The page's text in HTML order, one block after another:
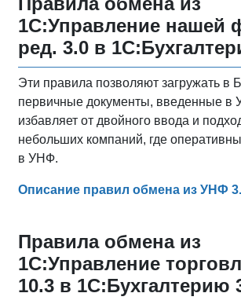
1С:Управление нашей
ред. 3.0 в
Эти правила позволяют загружать в
первичные документы, введенные в
избавляет от двойного ввода и
небольших компаний, где
в УНФ.
Описание правил обмена из УНФ
Правила обмена из
1С:Управление
10.3 в 1С:Бухгалтерию